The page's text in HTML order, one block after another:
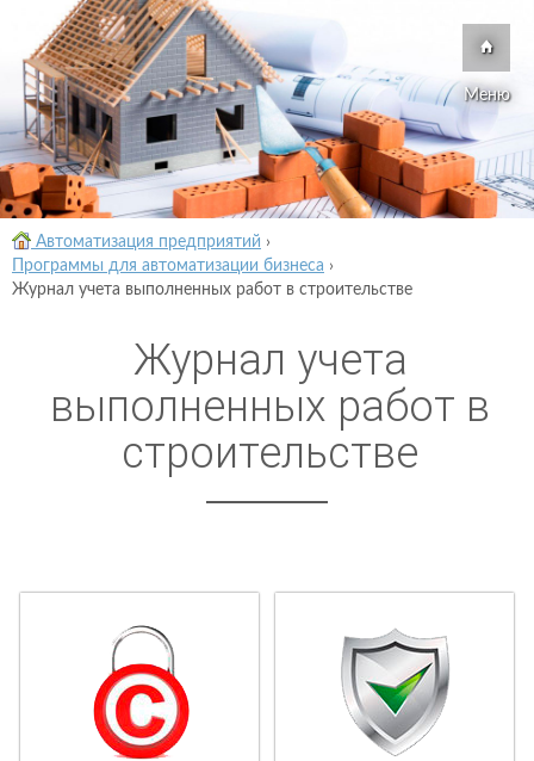
Меню
Автоматизация предприятий ›
Программы для автоматизации бизнеса ›
Журнал учета выполненных работ в строительстве
Журнал учета
выполненных работ в
строительстве